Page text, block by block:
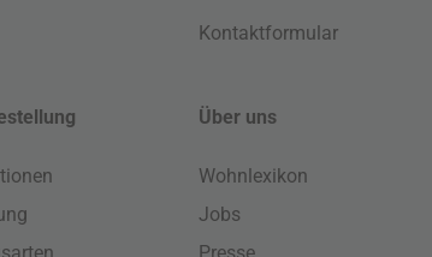
Kontaktformular
Über uns
Wohnlexikon
Jobs